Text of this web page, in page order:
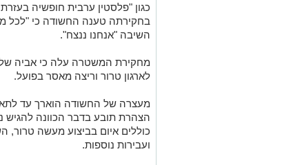
כגון "פלסטין ערבית חופשיה
בחקירתה טענה החשודה כי
השיבה "אנחנו ננצח".
לארגון טרור וריצה מאסר בפועל.
הצהרת תובע בדבר הכוונה להגיש
כוללים איום בביצוע מעשה טרור,
ועבירות נוספות.